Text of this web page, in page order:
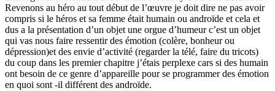
Revenons au héro au tout début de l’œuvre je doit dire ne pas avoir
compris si le héros et sa femme était humain ou androïde et cela et
dus a la présentation d’un objet une orgue d’humeur c’est un objet
qui vas nous faire ressentir des émotion (colère, bonheur ou
dépression)et des envie d’activité (regarder la télé, faire du tricots)
du coup dans les premier chapitre j’étais perplexe cars si des humain
ont besoin de ce genre d’appareille pour se programmer des émotion
en quoi sont -il différent des androïde.